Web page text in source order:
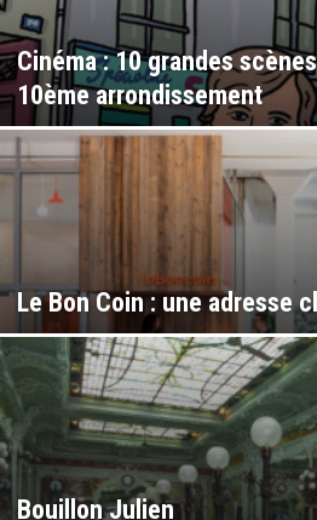
Cinéma : 10 grandes
10ème arrondissement
Le Bon Coin : une adresse
Bouillon Julien